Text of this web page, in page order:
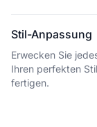
Stil-Anpassung
Erwecken Sie
Ihren perfekten
fertigen.